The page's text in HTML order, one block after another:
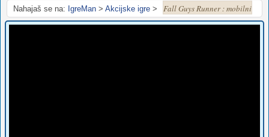
Nahajaš se na: IgreMan > Akcijske igre > Fall Guys Runner : mobilni